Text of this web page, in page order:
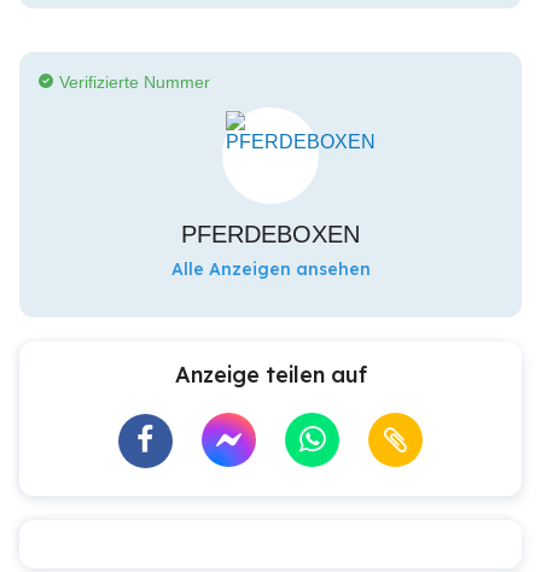
Verifizierte Nummer
PFERDEBOXEN
Alle Anzeigen ansehen
Anzeige teilen auf